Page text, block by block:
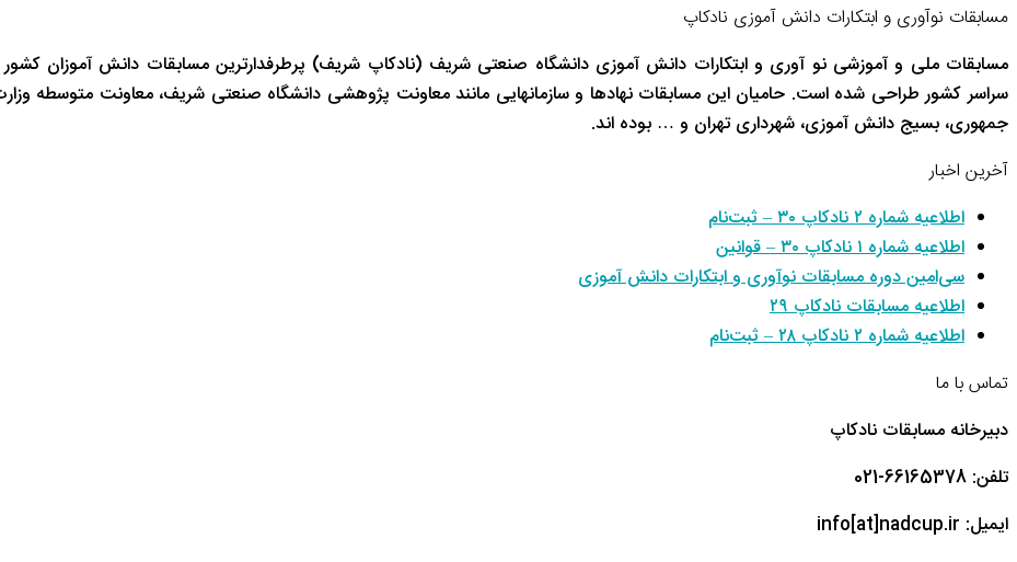
مسابقات نوآوری و ابتکارات دانش آموزی نادکاپ
مسابقات ملی و آموزشی نو آوری و ابتکارات دانش آموزی دانشگاه صنعتی شریف (نادکاپ شریف) پرطرفدارترین مسابقات دانش آموزان
سراسر کشور طراحی شده است. حامیان این مسابقات نهادها و سازمانهایی مانند معاونت پژوهشی دانشگاه صنعتی شریف، معاونت متوسطه
جمهوری، بسیج دانش آموزی، شهرداری تهران و … بوده اند.
آخرین اخبار
اطلاعیه شماره ۲ نادکاپ ۳۰ – ثبت‌نام
اطلاعیه شماره ۱ نادکاپ ۳۰ – قوانین
سی‌امین دوره مسابقات نوآوری و ابتکارات دانش آموزی
اطلاعیه مسابقات نادکاپ ۲۹
اطلاعیه شماره ۲ نادکاپ ۲۸ – ثبت‌نام
تماس با ما
دبیرخانه مسابقات نادکاپ
تلفن: 66165378-021
ایمیل: info[at]nadcup.ir